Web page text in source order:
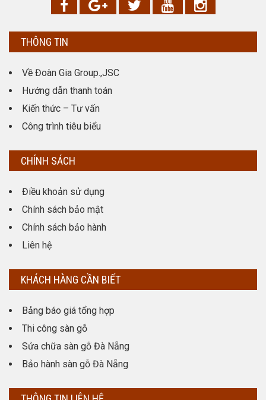
THÔNG TIN
Về Đoàn Gia Group.,JSC
Hướng dẫn thanh toán
Kiến thức – Tư vấn
Công trình tiêu biểu
CHÍNH SÁCH
Điều khoản sử dụng
Chính sách bảo mật
Chính sách bảo hành
Liên hệ
KHÁCH HÀNG CẦN BIẾT
Bảng báo giá tổng hợp
Thi công sàn gỗ
Sửa chữa sàn gỗ Đà Nẵng
Bảo hành sàn gỗ Đà Nẵng